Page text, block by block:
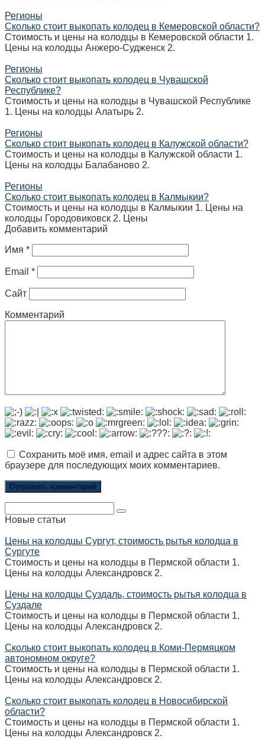
Регионы
Сколько стоит выкопать колодец в Кемеровской области?
Стоимость и цены на колодцы в Кемеровской области 1.
Цены на колодцы Анжеро-Судженск 2.
Регионы
Сколько стоит выкопать колодец в Чувашской
Республике?
Стоимость и цены на колодцы в Чувашской Республике
1. Цены на колодцы Алатырь 2.
Регионы
Сколько стоит выкопать колодец в Калужской области?
Стоимость и цены на колодцы в Калужской области 1.
Цены на колодцы Балабаново 2.
Регионы
Сколько стоит выкопать колодец в Калмыкии?
Стоимость и цены на колодцы в Калмыкии 1. Цены на
колодцы Городовиковск 2. Цены
Добавить комментарий
Имя *
Email *
Сайт
Комментарий
Сохранить моё имя, email и адрес сайта в этом
браузере для последующих моих комментариев.
Новые статьи
Цены на колодцы Сургут, стоимость рытья колодца в
Сургуте
Стоимость и цены на колодцы в Пермской области 1.
Цены на колодцы Александровск 2.
Цены на колодцы Суздаль, стоимость рытья колодца в
Суздале
Стоимость и цены на колодцы в Пермской области 1.
Цены на колодцы Александровск 2.
Сколько стоит выкопать колодец в Коми-Пермяцком
автономном округе?
Стоимость и цены на колодцы в Пермской области 1.
Цены на колодцы Александровск 2.
Сколько стоит выкопать колодец в Новосибирской
области?
Стоимость и цены на колодцы в Пермской области 1.
Цены на колодцы Александровск 2.